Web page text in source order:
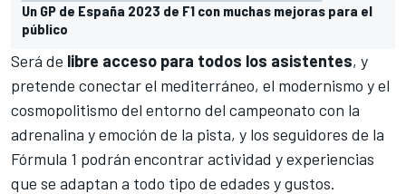
Un GP de España 2023 de F1 con muchas mejoras para el
público
Será de libre acceso para todos los asistentes, y
pretende conectar el mediterráneo, el modernismo y el
cosmopolitismo del entorno del campeonato con la
adrenalina y emoción de la pista, y los seguidores de la
Fórmula 1 podrán encontrar actividad y experiencias
que se adaptan a todo tipo de edades y gustos.